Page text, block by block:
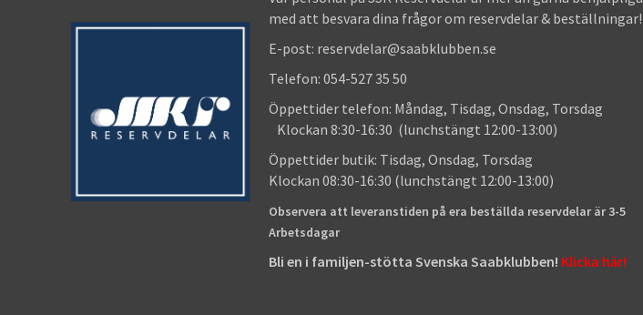
med att besvara dina frågor om reservdelar & beställningar!
E-post: reservdelar@saabklubben.se
Telefon: 054-527 35 50
Öppettider telefon: Måndag, Tisdag, Onsdag, Torsdag
Klockan 8:30-16:30 (lunchstängt 12:00-13:00)
Öppettider butik: Tisdag, Onsdag, Torsdag
Klockan 08:30-16:30 (lunchstängt 12:00-13:00)
Observera att leveranstiden på era beställda reservdelar är 3-5
Arbetsdagar
Bli en i familjen-stötta Svenska Saabklubben! Klicka här!